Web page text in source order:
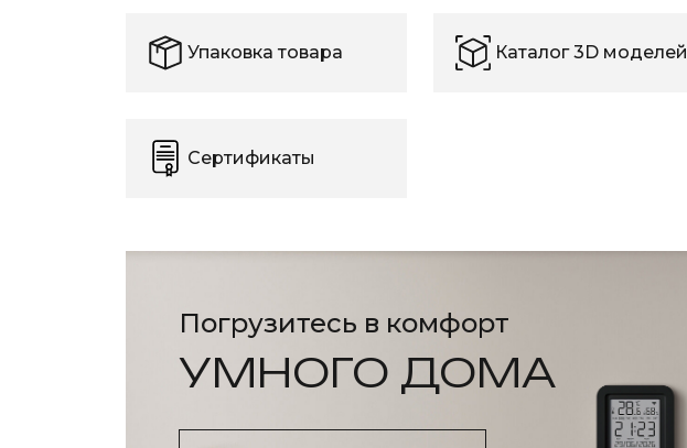
Упаковка товара Каталог 3D моделей
Сертификаты
Погрузитесь в комфорт
УМНОГО ДОМА